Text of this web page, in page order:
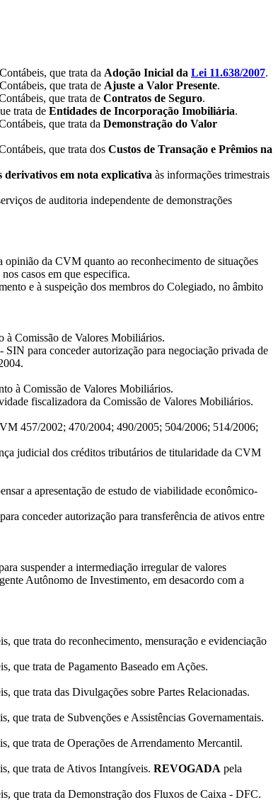
que trata da Adoção Inicial da Lei 11.638/2007.
que trata de Ajuste a Valor Presente.
que trata de Contratos de Seguro.
trata de Entidades de Incorporação Imobiliária.
que trata da Demonstração do Valor
que trata dos Custos de Transação e Prêmios na
em nota explicativa às informações trimestrais
de auditoria independente de demonstrações
da CVM quanto ao reconhecimento de situações
casos em que especifica.
e à suspeição dos membros do Colegiado, no âmbito
Comissão de Valores Mobiliários.
para conceder autorização para negociação privada de
à Comissão de Valores Mobiliários.
fiscalizadora da Comissão de Valores Mobiliários.
457/2002; 470/2004; 490/2005; 504/2006; 514/2006;
judicial dos créditos tributários de titularidade da CVM
a apresentação de estudo de viabilidade econômico-
conceder autorização para transferência de ativos entre
suspender a intermediação irregular de valores
Autônomo de Investimento, em desacordo com a
trata do reconhecimento, mensuração e evidenciação
que trata de Pagamento Baseado em Ações.
trata das Divulgações sobre Partes Relacionadas.
trata de Subvenções e Assistências Governamentais.
que trata de Operações de Arrendamento Mercantil.
que trata de Ativos Intangíveis. REVOGADA pela
que trata da Demonstração dos Fluxos de Caixa - DFC.